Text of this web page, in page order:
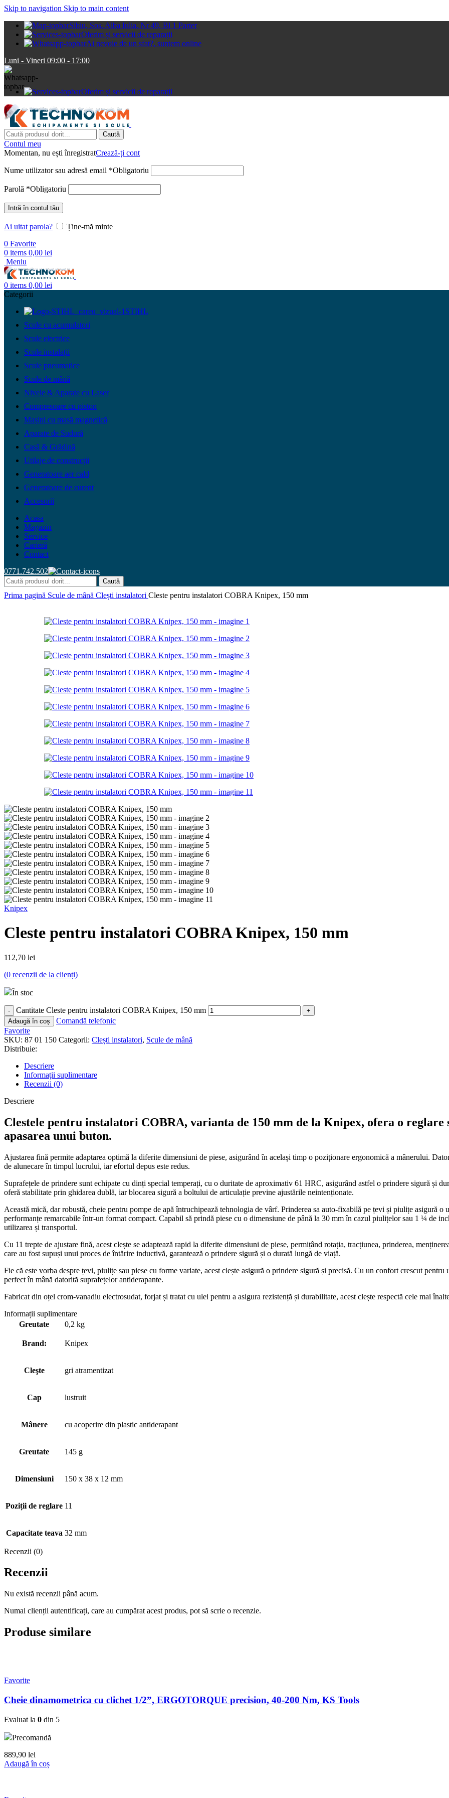
Skip to navigation Skip to main content
Sibiu, Sos. Alba Iulia. Nr 49, Bl 1 Parter
Oferim și servicii de reparații
Ai nevoie de un sfat?, suntem online
Luni - Vineri 09:00 - 17:00
Oferim și servicii de reparații
Caută
Contul meu
Momentan, nu ești înregistratCrează-ți cont
Nume utilizator sau adresă email *Obligatoriu
Parolă *Obligatoriu
Intră în contul tău
Ai uitat parola?
Ține-mă minte
0 Favorite
0 items 0,00 lei
Meniu
0 items 0,00 lei
Categorii
STIHL
Scule cu acumulatori
Scule electrice
Scule instalații
Scule pneumatice
Scule de mână
Nivele & Aparate cu Laser
Compresoare cu piston
Mașini cu masă magnetică
Aparate de Sudură
Casă & Grădină
Utilaje de construcții
Generatoare aer cald
Generatoare de curent
Accesorii
Acasa
Magazin
Service
Carieră
Contact
0771.742.502
Caută
Prima pagină Scule de mână Clești instalatori Cleste pentru instalatori COBRA Knipex, 150 mm
Knipex
Cleste pentru instalatori COBRA Knipex, 150 mm
112,70 lei
(0 recenzii de la clienți)
În stoc
Cantitate Cleste pentru instalatori COBRA Knipex, 150 mm
Adaugă în coș
Comandă telefonic
Favorite
SKU: 87 01 150 Categorii: Clești instalatori, Scule de mână
Distribuie:
Descriere
Informații suplimentare
Recenzii (0)
Descriere
Clestele pentru instalatori COBRA, varianta de 150 mm de la Knipex, ofera o
apasarea unui buton.
Ajustarea fină permite adaptarea optimă la diferite dimensiuni de piese, asigurând în același timp o poziționare ergonomică a mânerului.
de alunecare în timpul lucrului, iar efortul depus este redus.
Suprafețele de prindere sunt echipate cu dinți special temperați, cu o duritate de aproximativ 61 HRC, asigurând astfel o prindere sigură și
oferă stabilitate prin ghidarea dublă, iar blocarea sigură a boltului de articulație previne ajustările neintenționate.
Această mică, dar robustă, cheie pentru pompe de apă întruchipează tehnologia de vârf. Prinderea sa auto-fixabilă pe țevi și piulițe asigură
performanțe remarcabile într-un format compact. Capabil să prindă piese cu o dimensiune de până la 30 mm în cazul piulițelor sau 1 ¼ de
utilizarea și transportul.
Cu 11 trepte de ajustare fină, acest clește se adaptează rapid la diferite dimensiuni de piese, permițând rotația, tracțiunea, prinderea,
care au fost supuși unui proces de întărire inductivă, garantează o prindere sigură și o durată lungă de viață.
Fie că este vorba despre țevi, piulițe sau piese cu forme variate, acest clește asigură o prindere sigură și precisă. Cu un confort crescut
perfect în mână datorită suprafețelor antiderapante.
Fabricat din oțel crom-vanadiu electrosudat, forjat și tratat cu ulei pentru a asigura rezistență și durabilitate, acest clește respectă cele mai
Informații suplimentare
Greutate
0,2 kg
Brand: Knipex
Cleşte gri atramentizat
Cap lustruit
Mânere cu acoperire din plastic antiderapant
Greutate 145 g
Dimensiuni 150 x 38 x 12 mm
Poziții de reglare 11
Capacitate teava 32 mm
Recenzii (0)
Recenzii
Nu există recenzii până acum.
Numai clienții autentificați, care au cumpărat acest produs, pot să scrie o recenzie.
Produse similare
Favorite
Cheie dinamometrica cu clichet 1/2”, ERGOTORQUE precision, 40-200 Nm, KS Tools
Evaluat la 0 din 5
Precomandă
889,90 lei
Adaugă în coș